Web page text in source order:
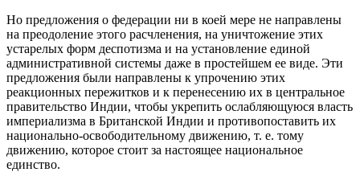
Но предложения о федерации ни в коей мере не направлены
на преодоление этого расчленения, на уничтожение этих
устарелых форм деспотизма и на установление единой
административной системы даже в простейшем ее виде. Эти
предложения были направлены к упрочению этих
реакционных пережитков и к перенесению их в центральное
правительство Индии, чтобы укрепить ослабляющуюся власть
империализма в Британской Индии и противопоставить их
национально-освободительному движению, т. е. тому
движению, которое стоит за настоящее национальное
единство.